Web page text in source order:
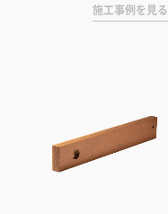
施工事例を見る